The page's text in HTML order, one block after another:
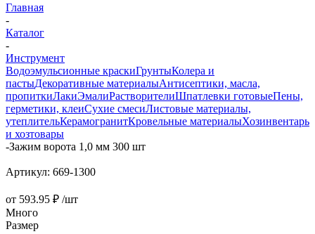
Главная
-
Каталог
-
Инструмент
Водоэмульсионные краскиГрунтыКолера и
пастыДекоративные материалыАнтисептики, масла,
пропиткиЛакиЭмалиРастворителиШпатлевки готовыеПены,
герметики, клеиСухие смесиЛистовые материалы,
утеплительКерамогранитКровельные материалыХозинвентарь
и хозтовары
-Зажим ворота 1,0 мм 300 шт
Артикул: 669-1300
от 593.95 ₽ /шт
Много
Размер